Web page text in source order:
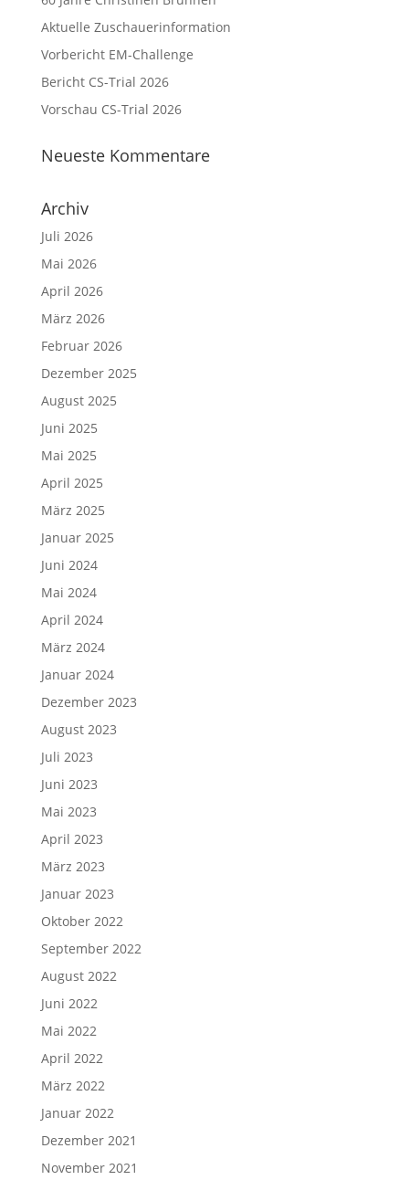
Aktuelle Zuschauerinformation
Vorbericht EM-Challenge
Bericht CS-Trial 2026
Vorschau CS-Trial 2026
Neueste Kommentare
Archiv
Juli 2026
Mai 2026
April 2026
März 2026
Februar 2026
Dezember 2025
August 2025
Juni 2025
Mai 2025
April 2025
März 2025
Januar 2025
Juni 2024
Mai 2024
April 2024
März 2024
Januar 2024
Dezember 2023
August 2023
Juli 2023
Juni 2023
Mai 2023
April 2023
März 2023
Januar 2023
Oktober 2022
September 2022
August 2022
Juni 2022
Mai 2022
April 2022
März 2022
Januar 2022
Dezember 2021
November 2021